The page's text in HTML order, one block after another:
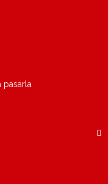
pasarla